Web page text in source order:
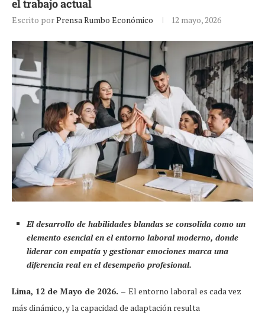
el trabajo actual
Escrito porPrensa Rumbo Económico 12 mayo, 2026
El desarrollo de habilidades blandas se consolida como un
elemento esencial en el entorno laboral moderno, donde
liderar con empatía y gestionar emociones marca una
diferencia real en el desempeño profesional.
Lima, 12 de Mayo de 2026. – El entorno laboral es cada vez
más dinámico, y la capacidad de adaptación resulta